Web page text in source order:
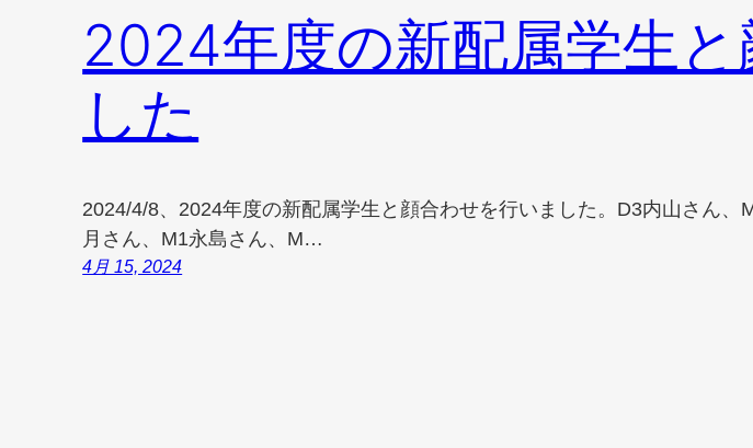
2024年度の新配属学生と
した
2024/4/8、2024年度の新配属学生と顔合わせを行いました。D3内山さん、
月さん、M1永島さん、M…
4月 15, 2024